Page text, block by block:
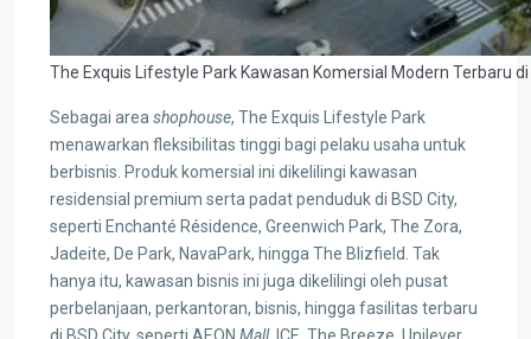
The Exquis Lifestyle Park Kawasan Komersial Modern Terbaru
Sebagai area shophouse, The Exquis Lifestyle Park
menawarkan fleksibilitas tinggi bagi pelaku usaha untuk
berbisnis. Produk komersial ini dikelilingi kawasan
residensial premium serta padat penduduk di BSD City,
seperti Enchanté Résidence, Greenwich Park, The Zora,
Jadeite, De Park, NavaPark, hingga The Blizfield. Tak
hanya itu, kawasan bisnis ini juga dikelilingi oleh pusat
perbelanjaan, perkantoran, bisnis, hingga fasilitas terbaru